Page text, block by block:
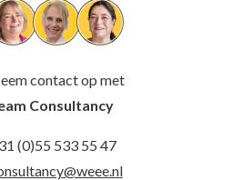
contact op met
Consultancy
(0)55 533 55 47